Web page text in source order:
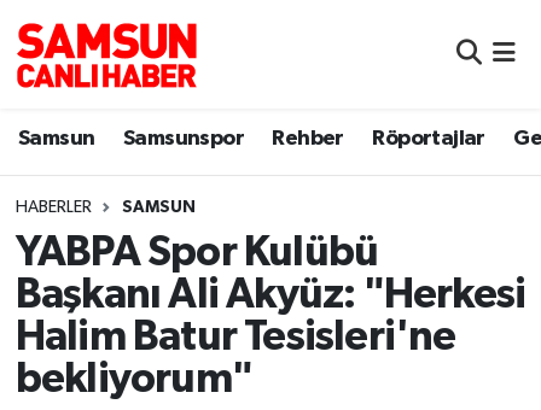
Samsun Samsunspor Rehber Röportajlar
HABERLER SAMSUN
YABPA Spor Kulübü
Başkanı Ali Akyüz: "Herkesi
Halim Batur Tesisleri'ne
bekliyorum"
Samsun
Sokak Röportajları
Genel
Dünya
Eğitim
Samsun Nöbetçi Eczaneler
Samsun Hava Durumu
Samsun Namaz Vakitleri
Samsun Trafik Yoğunluk Haritası
Süper Lig Puan Durumu ve Fikstür
Tüm Manşetler